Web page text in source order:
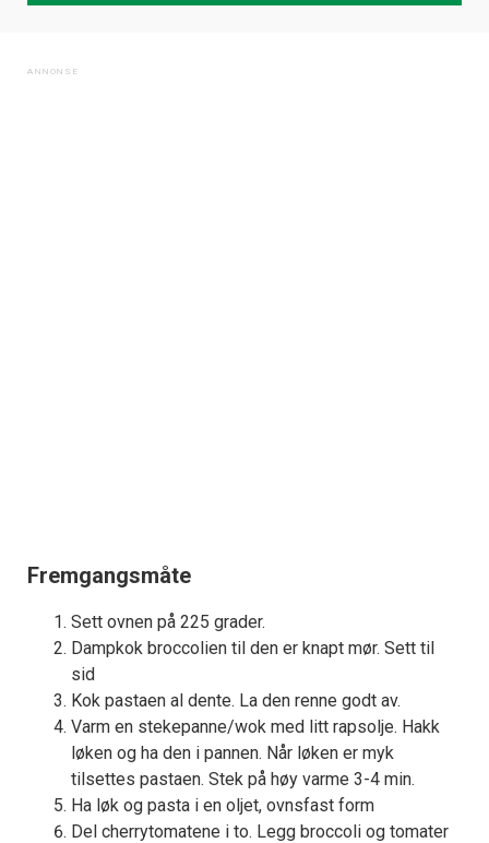
Fremgangsmåte
Sett ovnen på 225 grader.
Dampkok broccolien til den er knapt mør. Sett til
sid
Kok pastaen al dente. La den renne godt av.
Varm en stekepanne/wok med litt rapsolje. Hakk
løken og ha den i pannen. Når løken er myk
tilsettes pastaen. Stek på høy varme 3-4 min.
Ha løk og pasta i en oljet, ovnsfast form
Del cherrytomatene i to. Legg broccoli og tomater